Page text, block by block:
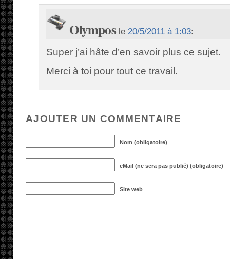
Olymposle 20/5/2011 à 1:03:
Super j’ai hâte d’en savoir plus ce sujet.
Merci à toi pour tout ce travail.
AJOUTER UN COMMENTAIRE
Nom (obligatoire)
eMail (ne sera pas publié) (obligatoire)
Site web